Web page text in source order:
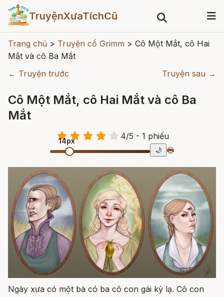
TruyệnXưaTíchCũ
Trang chủ > Truyện cổ Grimm > Cô Một Mắt, cô Hai
Mắt và cô Ba Mắt
← Truyện trước
Truyện sau →
Cô Một Mắt, cô Hai Mắt và cô Ba
Mắt
4/5 - 1 phiếu
14px
🌙 🖶
Ngày xưa có một bà có ba cô con gái kỳ lạ. Cô con